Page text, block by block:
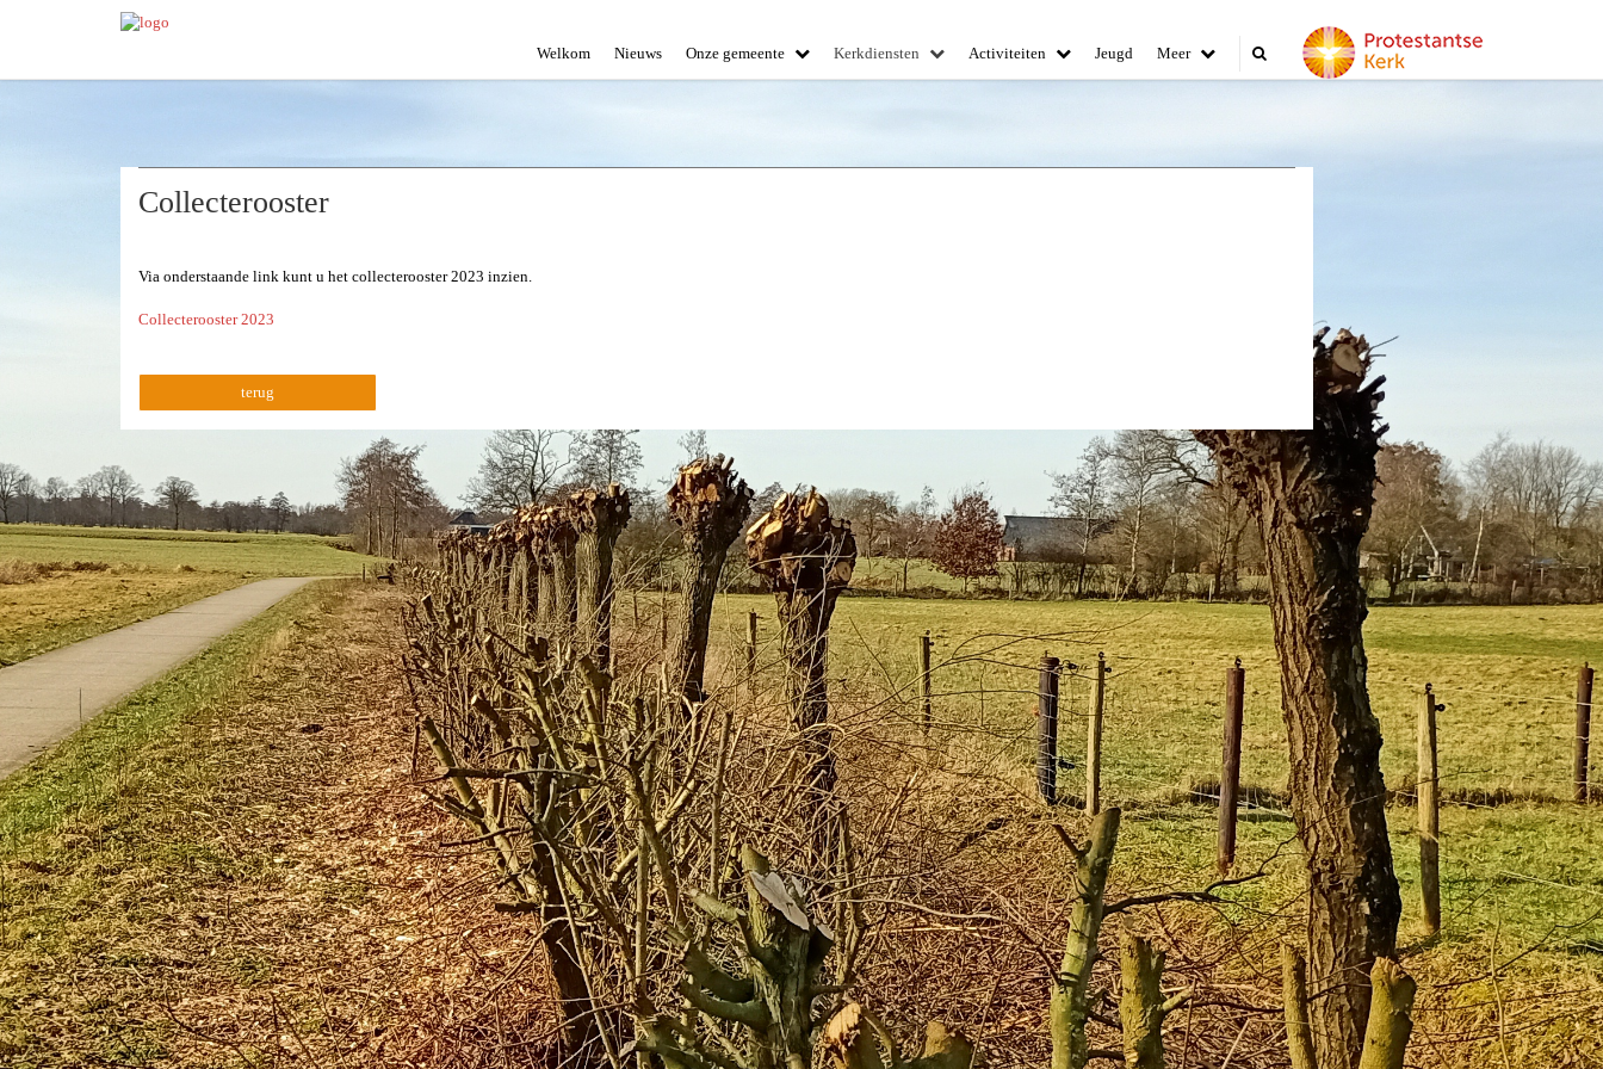
Welkom Nieuws Onze gemeente Kerkdiensten Activiteiten Jeugd Meer
Collecterooster
Via onderstaande link kunt u het collecterooster 2023 inzien.
Collecterooster 2023
terug